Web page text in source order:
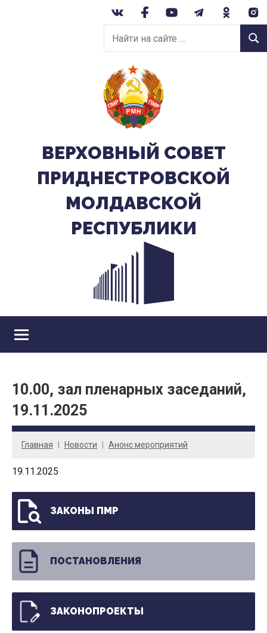
Найти
на
сайте:
ВЕРХОВНЫЙ CОВЕТ
ПРИДНЕСТРОВСКОЙ
МОЛДАВСКОЙ
РЕСПУБЛИКИ
10.00, зал пленарных заседаний,
19.11.2025
Главная Новости Анонс мероприятий
19.11.2025
ЗАКОНЫ ПМР
ПОСТАНОВЛЕНИЯ
ЗАКОНОПРОЕКТЫ